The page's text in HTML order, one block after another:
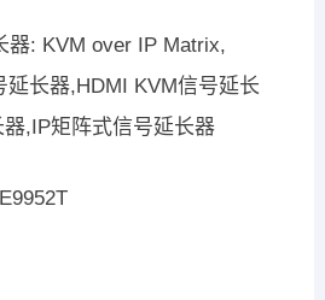
器: KVM over IP Matrix,
延长器,HDMI KVM信号延长
,IP矩阵式信号延长器